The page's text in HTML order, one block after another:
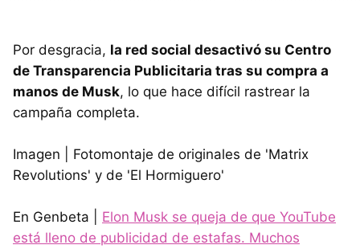
Por desgracia, la red social desactivó su Centro
de Transparencia Publicitaria tras su compra a
manos de Musk, lo que hace difícil rastrear la
campaña completa.
Imagen | Fotomontaje de originales de 'Matrix
Revolutions' y de 'El Hormiguero'
En Genbeta | Elon Musk se queja de que YouTube
está lleno de publicidad de estafas. Muchos